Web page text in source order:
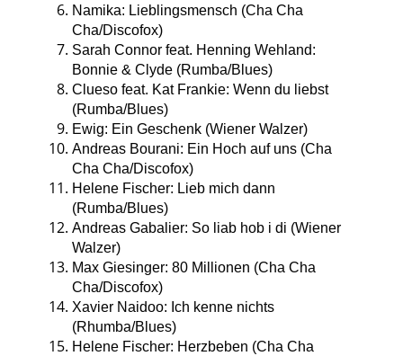
Namika: Lieblingsmensch (Cha Cha
Cha/Discofox)
Sarah Connor feat. Henning Wehland:
Bonnie & Clyde (Rumba/Blues)
Clueso feat. Kat Frankie: Wenn du liebst
(Rumba/Blues)
Ewig: Ein Geschenk (Wiener Walzer)
Andreas Bourani: Ein Hoch auf uns (Cha
Cha Cha/Discofox)
Helene Fischer: Lieb mich dann
(Rumba/Blues)
Andreas Gabalier: So liab hob i di (Wiener
Walzer)
Max Giesinger: 80 Millionen (Cha Cha
Cha/Discofox)
Xavier Naidoo: Ich kenne nichts
(Rhumba/Blues)
Helene Fischer: Herzbeben (Cha Cha